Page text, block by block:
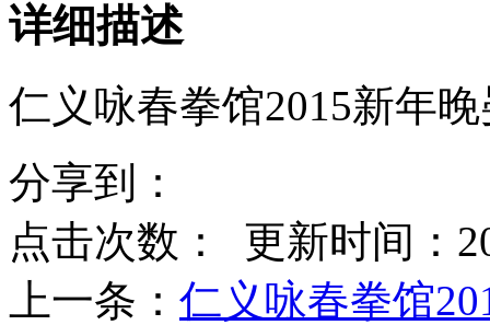
详细描述
仁义咏春拳馆2015新年
分享到：
点击次数：
更新时间：
上一条： 仁义咏春拳馆